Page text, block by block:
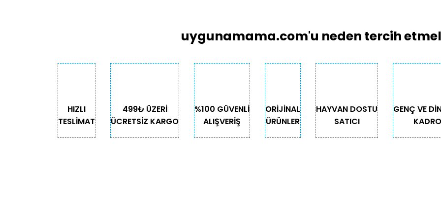
Ürün bilgilerinde hatalar bulunuyor.
Bu ürüne benzer farklı alternatifler olmalı.
uygunamama.com'u neden tercih
HIZLI
TESLİMAT
499₺ ÜZERİ
ÜCRETSİZ KARGO
%100 GÜVENLİ
ALIŞVERİŞ
ORİJİNAL
ÜRÜNLER
HAYVAN DOSTU
SATICI
GENÇ VE
KADRO